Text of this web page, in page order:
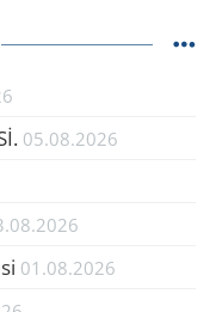
05.08.2026
01.08.2026